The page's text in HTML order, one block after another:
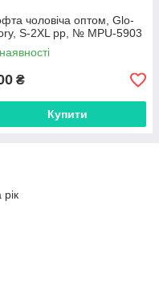
чоловіча оптом, Glo-
S-2XL рр, № MPU-5903
₴
Купити